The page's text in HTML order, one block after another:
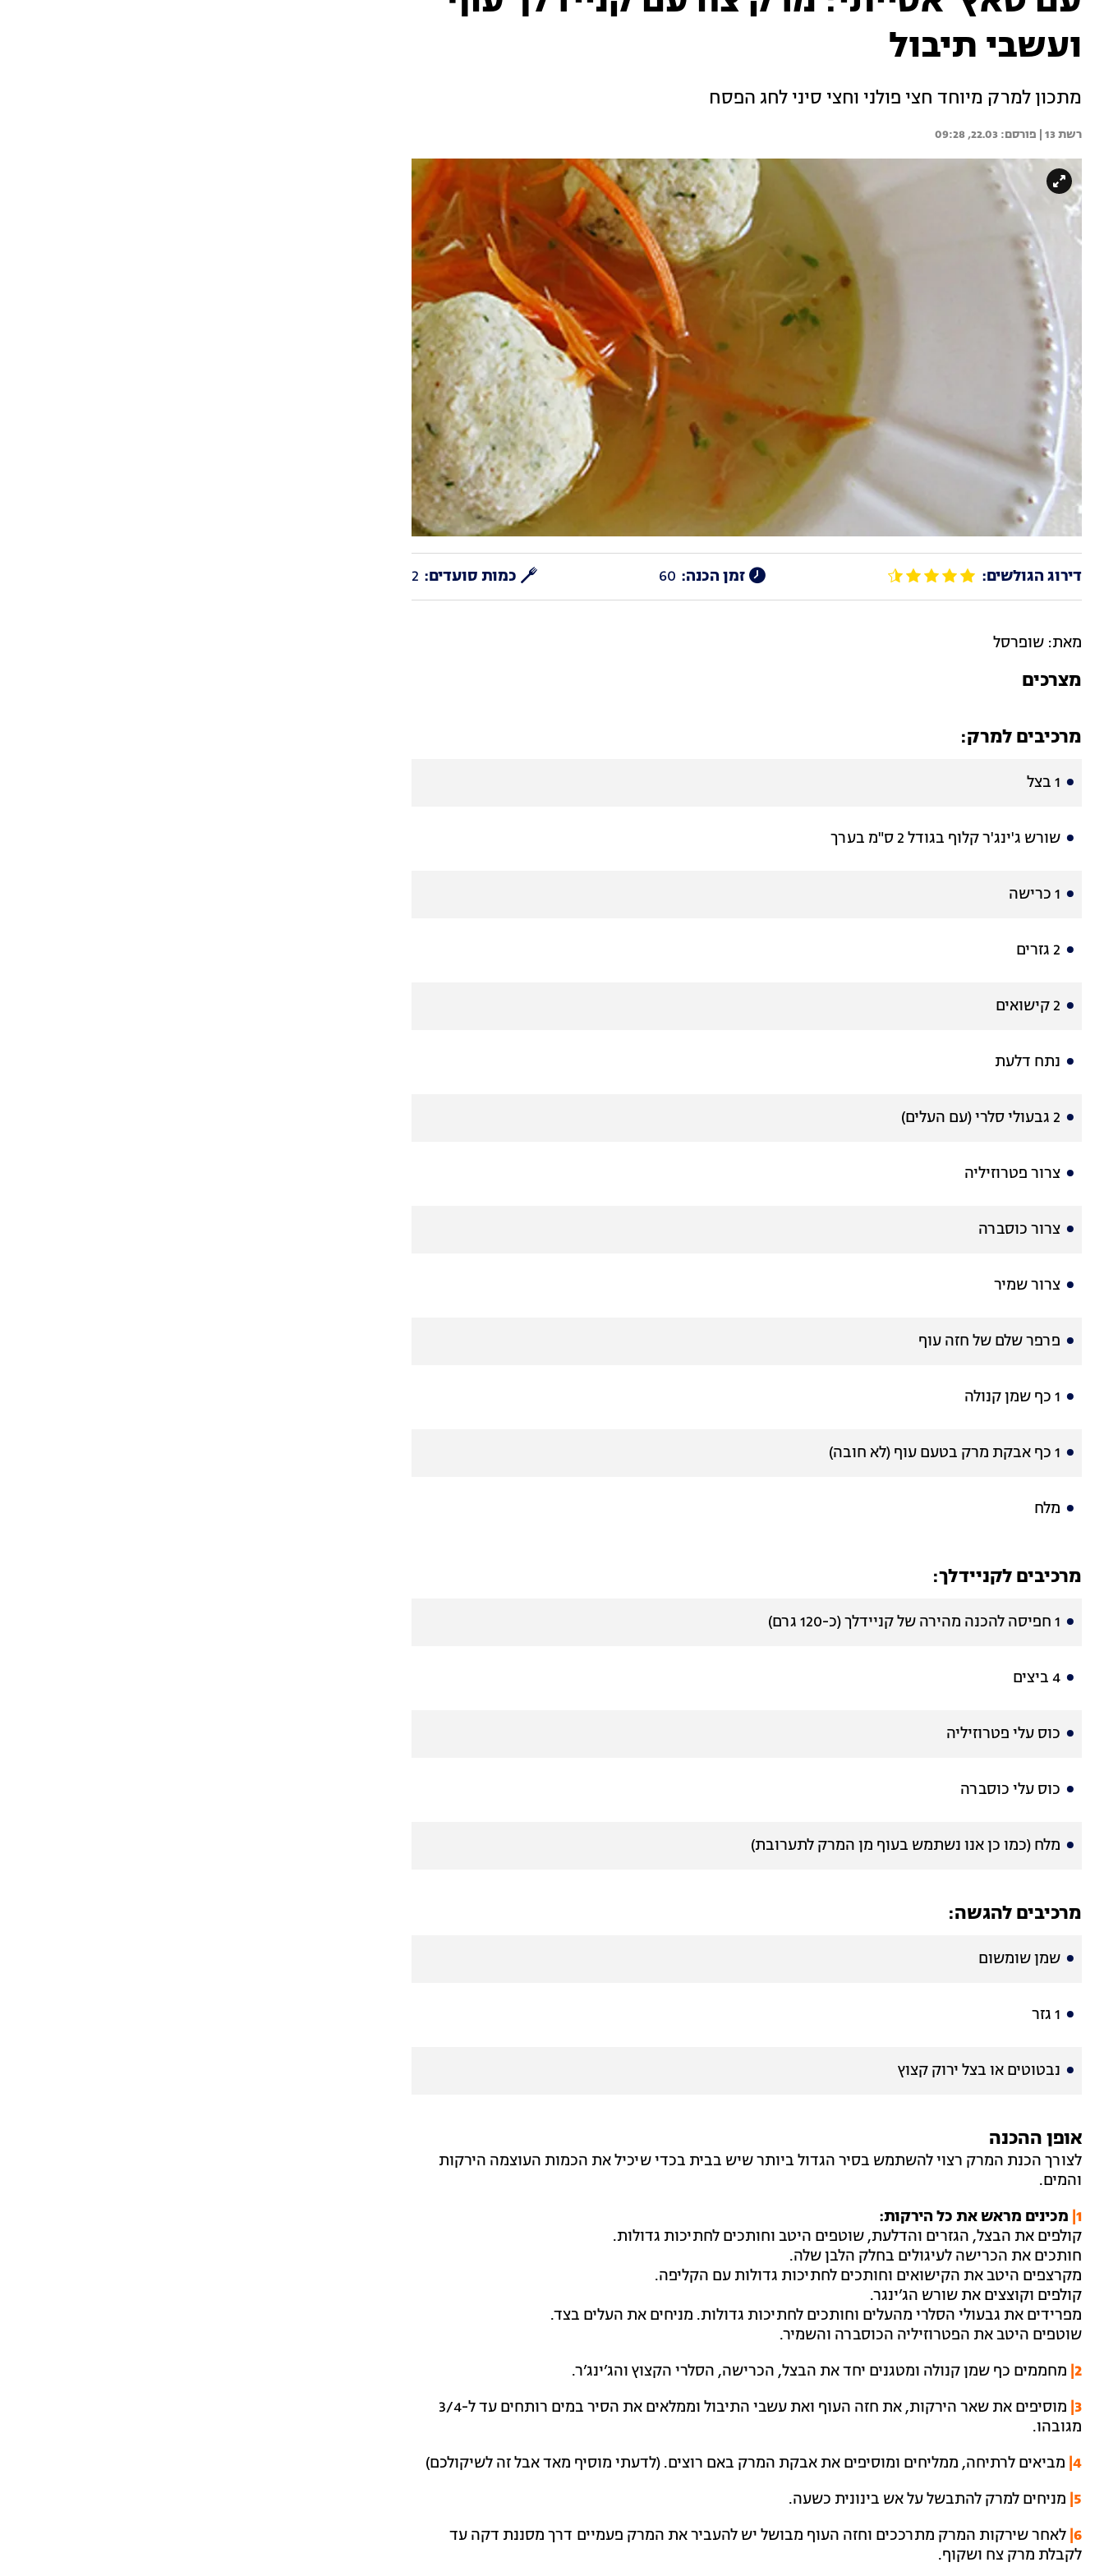
ועשבי תיבול
מתכון למרק מיוחד חצי פולני וחצי סיני לחג הפסח
רשת 13 | 22.03, 09:28
דירוג הגולשים: זמן הכנה: 60 כמות סועדים: 2
מאת: שופרסל
מצרכים
מרכיבים למרק:
1 בצל
שורש ג'ינג'ר קלוף בגודל 2 ס"מ בערך
1 כרישה
2 גזרים
2 קישואים
נתח דלעת
2 גבעולי סלרי (עם העלים)
צרור פטרוזיליה
צרור כוסברה
צרור שמיר
פרפר שלם של חזה עוף
1 כף שמן קנולה
1 כף אבקת מרק בטעם עוף (לא חובה)
מלח
מרכיבים לקניידלך:
1 חפיסה להכנה מהירה של קניידלך (כ-120 גרם)
4 ביצים
כוס עלי פטרוזיליה
כוס עלי כוסברה
מלח (כמו כן אנו נשתמש בעוף מן המרק לתערובת)
מרכיבים להגשה:
שמן שומשום
1 גזר
נבטוטים או בצל ירוק קצוץ
אופן ההכנה
לצורך הכנת המרק רצוי להשתמש בסיר הגדול ביותר שיש בבית בכדי שיכיל את הכמות העוצמה הירקות
והמים.
1| מכינים מראש את כל הירקות:
קולפים את הבצל, הגזרים והדלעת, שוטפים היטב וחותכים לחתיכות גדולות.
חותכים את הכרישה לעיגולים בחלק הלבן שלה.
מקרצפים היטב את הקישואים וחותכים לחתיכות גדולות עם הקליפה.
קולפים וקוצצים את שורש הג’ינגר.
מפרידים את גבעולי הסלרי מהעלים וחותכים לחתיכות גדולות. מניחים את העלים בצד.
שוטפים היטב את הפטרוזיליה הכוסברה והשמיר.
2| מחממים כף שמן קנולה ומטגנים יחד את הבצל, הכרישה, הסלרי הקצוץ והג’ינג’ר.
3|
מוסיפים את שאר הירקות, את חזה העוף ואת עשבי התיבול וממלאים את הסיר במים רותחים עד ל-3/4
מגובהו.
4| מביאים לרתיחה, ממליחים ומוסיפים את אבקת המרק באם רוצים. (לדעתי מוסיף מאד אבל זה לשיקולכם)
5| מניחים למרק להתבשל על אש בינונית כשעה.
6| לאחר שירקות המרק מתרככים וחזה העוף מבושל יש להעביר את המרק פעמיים דרך מסננת דקה עד
לקבלת מרק צח ושקוף.